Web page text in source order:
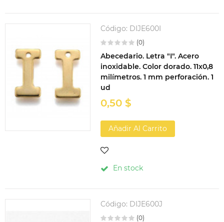
Código: DIJE600I
(0)
Abecedario. Letra "I". Acero
inoxidable. Color dorado. 11x0,8
milímetros. 1 mm perforación. 1
ud
0,50 $
Añadir Al Carrito
En stock
Código: DIJE600J
(0)